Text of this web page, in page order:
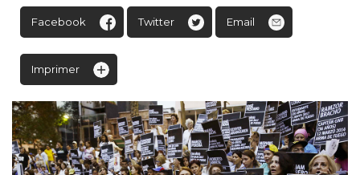
Facebook Twitter Email
Imprimer